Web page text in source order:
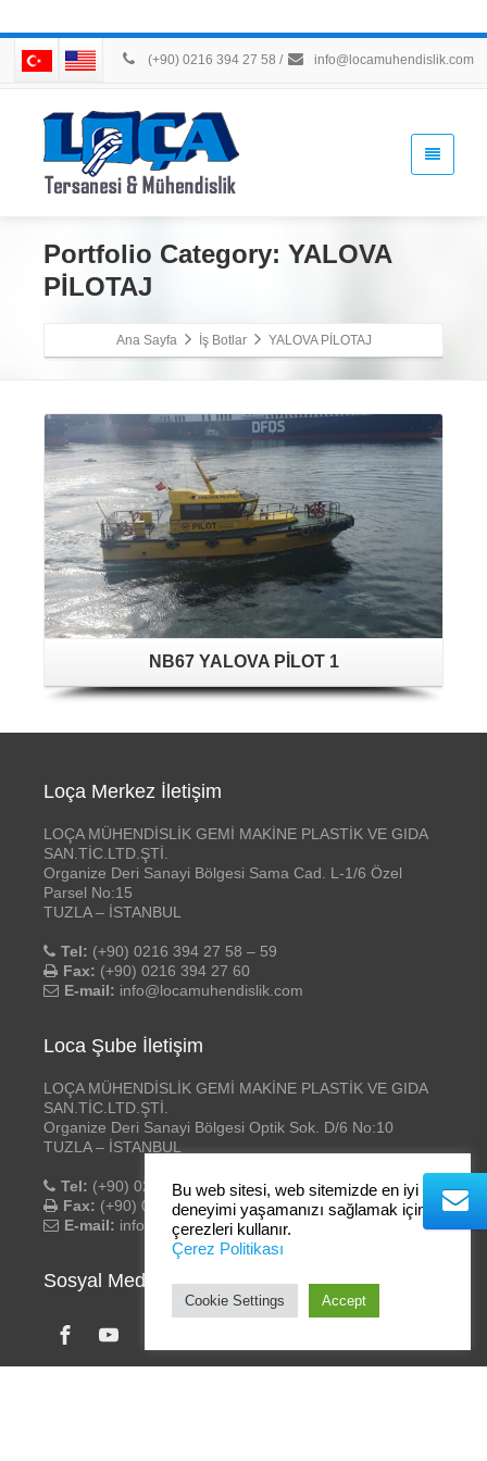
(+90) 0216 394 27 58 / info@locamuhendislik.com
Portfolio Category: YALOVA
PİLOTAJ
Ana Sayfa İş Botlar YALOVA PİLOTAJ
NB67 YALOVA PİLOT 1
Loça Merkez İletişim
LOÇA MÜHENDİSLİK GEMİ MAKİNE PLASTİK VE GIDA
SAN.TİC.LTD.ŞTİ.
Organize Deri Sanayi Bölgesi Sama Cad. L-1/6 Özel
Parsel No:15
TUZLA – İSTANBUL
Tel: (+90) 0216 394 27 58 – 59
Fax: (+90) 0216 394 27 60
E-mail: info@locamuhendislik.com
Loca Şube İletişim
LOÇA MÜHENDİSLİK GEMİ MAKİNE PLASTİK VE GIDA
SAN.TİC.LTD.ŞTİ.
Organize Deri Sanayi Bölgesi Optik Sok. D/6 No:10
TUZLA – İSTANBUL
Tel: (+90) 0216 394 27 58 – 59
Fax: (+90) 0216 394 27 60
E-mail: info@locamuhendislik.com
Sosyal Medya
Bu web sitesi, web sitemizde en iyi
deneyimi yaşamanızı sağlamak için
çerezleri kullanır.
Çerez Politikası
Cookie Settings Accept